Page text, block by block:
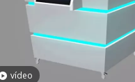
vídeo